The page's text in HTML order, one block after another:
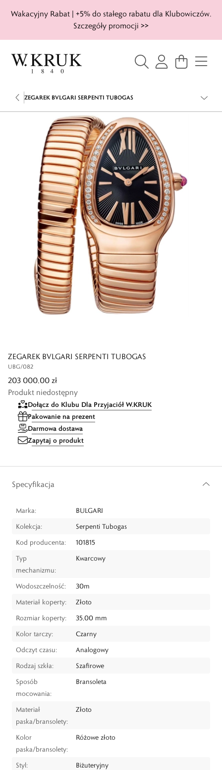
Wakacyjny Rabat | +5% do stałego rabatu dla Klubowiczów.
Szczegóły promocji >>
ZEGAREK BVLGARI SERPENTI TUBOGAS
ZEGAREK BVLGARI SERPENTI TUBOGAS
UBG/082
203 000,00 zł
Produkt niedostępny
Dołącz do Klubu Dla Przyjaciół W.KRUK
Pakowanie na prezent
Darmowa dostawa
Zapytaj o produkt
Specyfikacja
Marka:
BULGARI
Kolekcja:
Serpenti Tubogas
Kod producenta:
101815
Typ
mechanizmu:
Kwarcowy
Wodoszczelność:
30m
Materiał koperty:
Złoto
Rozmiar koperty:
35,00 mm
Kolor tarczy:
Czarny
Odczyt czasu:
Analogowy
Rodzaj szkła:
Szafirowe
Sposób
mocowania:
Bransoleta
Materiał
paska/bransolety:
Złoto
Kolor
paska/bransolety:
Różowe złoto
Styl:
Biżuteryjny